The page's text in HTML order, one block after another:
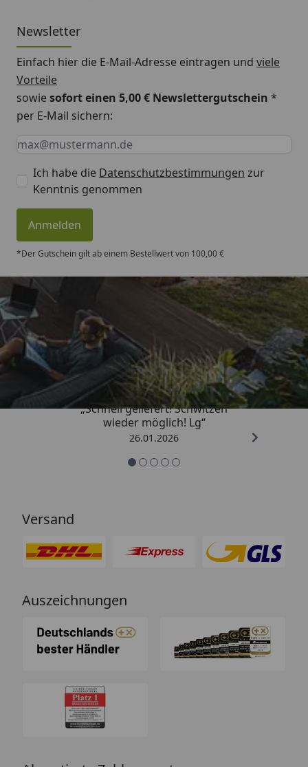
Newsletter
Einfach hier die E-Mail-Adresse eintragen und viele
Vorteile
sowiesofort einen 5,00 € Newslettergutschein *
per E-Mail sichern:
Keine Eingabe erforderlich
Eingabe erforderlich
E-Mail *
Ich habe die Datenschutzbestimmungen zur
Kenntnis genommen
Anmelden
*Der Gutschein gilt ab einem Bestellwert von 100,00 €
Trusted Shops
„Schnell geliefert! Schwitzen
wieder möglich! Lg“
26.01.2026
Versand
Auszeichnungen